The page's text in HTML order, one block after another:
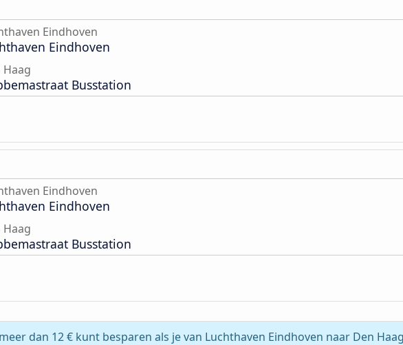
Eindhoven
Eindhoven
Haag
Busstation
Eindhoven
Eindhoven
Haag
Busstation
dan 12 € kunt besparen als je van Luchthaven Eindhoven naar Den